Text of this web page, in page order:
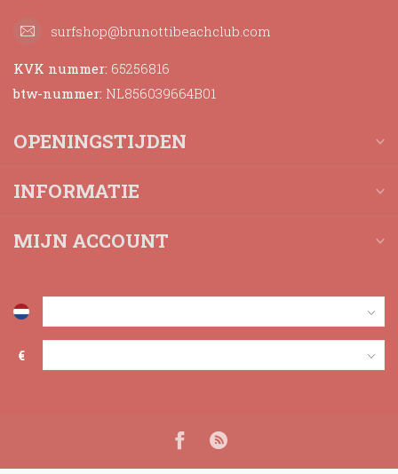
surfshop@brunottibeachclub.com
KVK nummer: 65256816
btw-nummer: NL856039664B01
OPENINGSTIJDEN
INFORMATIE
MIJN ACCOUNT
€